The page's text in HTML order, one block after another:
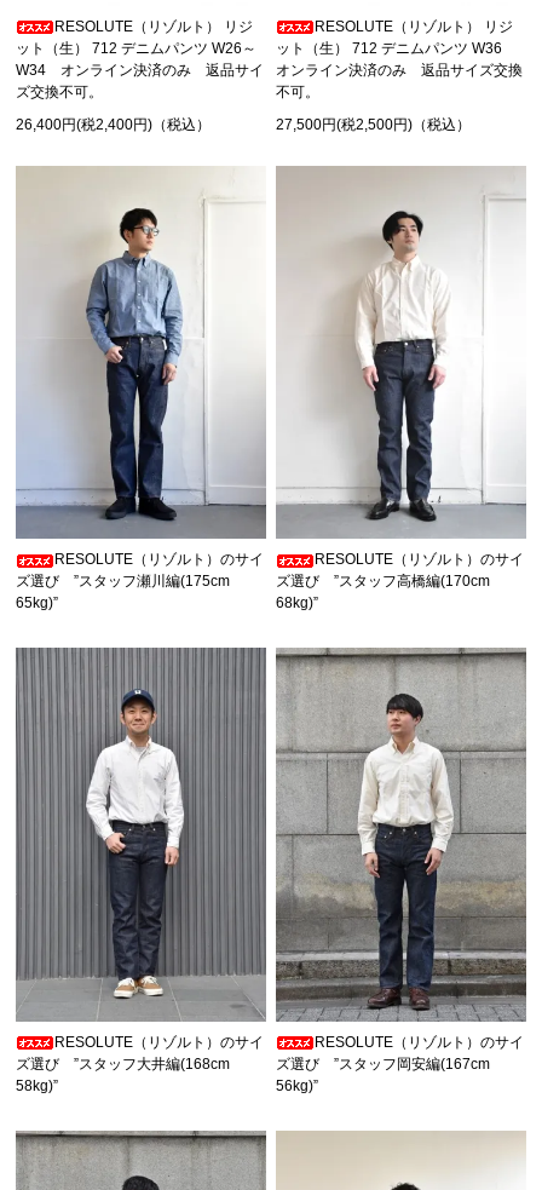
RESOLUTE（リゾルト） リジ
ット（生） 712 デニムパンツ W26～
W34 オンライン決済のみ 返品サイ
ズ交換不可。
26,400円(税2,400円)（税込）
RESOLUTE（リゾルト） リジ
ット（生） 712 デニムパンツ W36
オンライン決済のみ 返品サイズ交換
不可。
27,500円(税2,500円)（税込）
RESOLUTE（リゾルト）のサイ
ズ選び ”スタッフ瀬川編(175cm
65kg)”
RESOLUTE（リゾルト）のサイ
ズ選び ”スタッフ高橋編(170cm
68kg)”
RESOLUTE（リゾルト）のサイ
ズ選び ”スタッフ大井編(168cm
58kg)”
RESOLUTE（リゾルト）のサイ
ズ選び ”スタッフ岡安編(167cm
56kg)”